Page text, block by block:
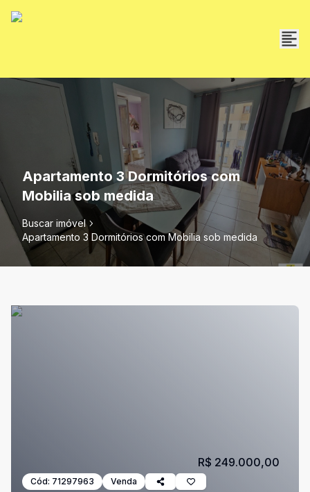
Apartamento 3 Dormitórios com
Mobilia sob medida
Buscar imóvel
Apartamento 3 Dormitórios com Mobilia sob medida
Cód: 71297963 Venda
R$ 249.000,00